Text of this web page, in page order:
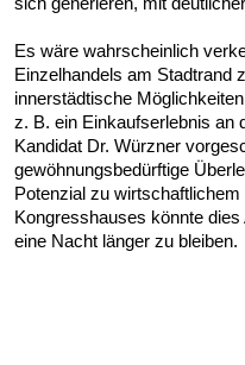
Es wäre wahrscheinlich
Einzelhandels am Stadtrand
innerstädtische
z. B. ein Einkaufserlebnis an
Kandidat Dr. Würzner
gewöhnungsbedürftige
Potenzial zu
Kongresshauses könnte
eine Nacht länger zu bleiben.